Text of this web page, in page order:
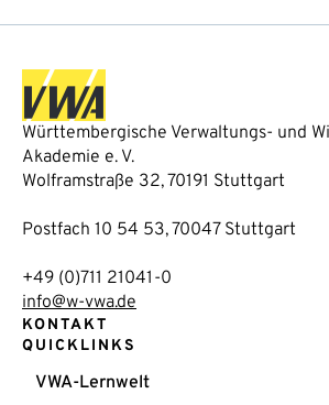
Württembergische Verwaltungs- und
Akademie e. V.
Wolframstraße 32, 70191 Stuttgart
Postfach 10 54 53, 70047 Stuttgart
+49 (0)711 21041-0
info@w-vwa.de
KONTAKT
QUICKLINKS
VWA-Lernwelt